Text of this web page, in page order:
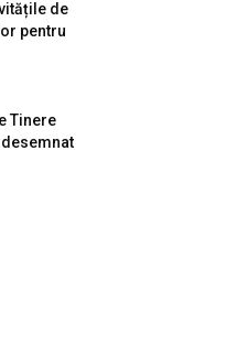
de
pentru
Tinere
desemnat